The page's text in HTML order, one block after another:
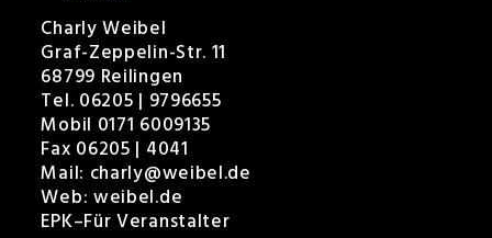
Charly Weibel
Graf-Zeppelin-Str. 11
68799 Reilingen
Tel. 06205 | 9796655
Mobil 0171 6009135
Fax 06205 | 4041
Mail: charly@weibel.de
Web: weibel.de
EPK–Für Veranstalter